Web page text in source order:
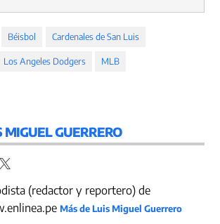
Béisbol Cardenales de San Luis
Los Angeles Dodgers MLB
MIGUEL GUERRERO
(redactor y reportero) de
Más de Luis Miguel Guerrero